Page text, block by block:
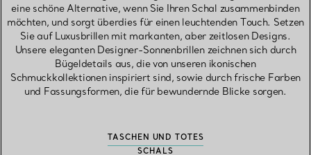
eine schöne Alternative, wenn Sie Ihren Schal zusammenbinden
möchten, und sorgt überdies für einen leuchtenden Touch. Setzen
Sie auf Luxusbrillen mit markanten, aber zeitlosen Designs.
Unsere eleganten Designer-Sonnenbrillen zeichnen sich durch
Bügeldetails aus, die von unseren ikonischen
Schmuckkollektionen inspiriert sind, sowie durch frische Farben
und Fassungsformen, die für bewundernde Blicke sorgen.
TASCHEN UND TOTES
SCHALS